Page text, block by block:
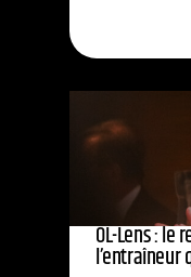
OL-Lens : le
l’entraîneur